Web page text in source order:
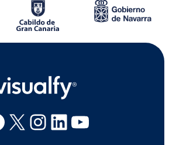
X Instagram
Linkedin
Youtube